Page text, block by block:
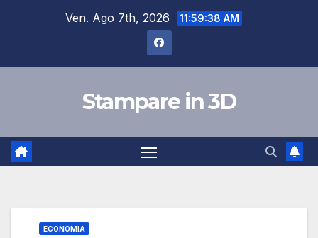
Ven. Ago 7th, 2026 11:59:39 AM
Stampare in 3D
ECONOMIA